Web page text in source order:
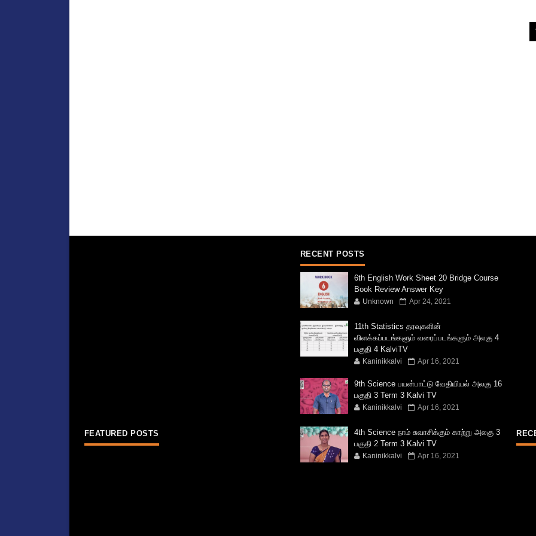
FEATURED POSTS
RECENT POSTS
6th English Work Sheet 20 Bridge Course
Book Review Answer Key
Unknown Apr 24, 2021
11th Statistics தரவுகளின்
விளக்கப்படங்களும் வரைப்படங்களும் அலகு 4
பகுதி 4 KalviTV
Kaninikkalvi Apr 16, 2021
9th Science பயன்பாட்டு வேதியியல் அலகு 16
பகுதி 3 Term 3 Kalvi TV
Kaninikkalvi Apr 16, 2021
4th Science நாம் சுவாசிக்கும் காற்று அலகு 3
பகுதி 2 Term 3 Kalvi TV
Kaninikkalvi Apr 16, 2021